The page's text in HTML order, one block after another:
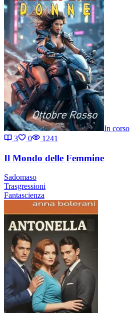
In corso
3
0 1241
Il Mondo delle Femmine
Sadomaso
Trasgressioni
Fantascienza